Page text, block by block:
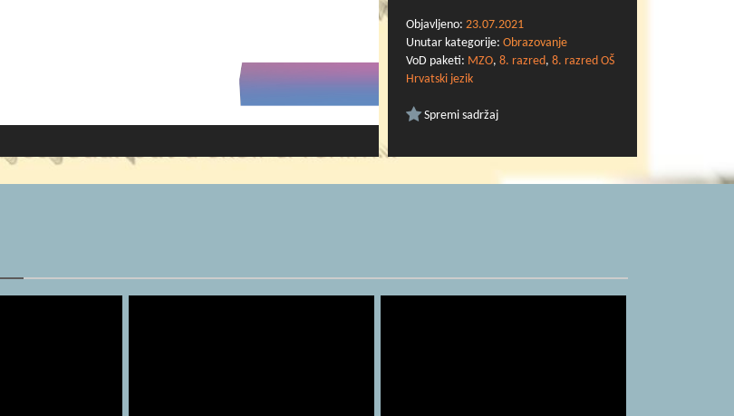
nastavnu-godinu-2020-2021/3929
Objavljeno: 23.07.2021
Unutar kategorije: Obrazovanje
VoD paketi: MZO, 8. razred, 8. razred OŠ
Hrvatski jezik
Spremi sadržaj